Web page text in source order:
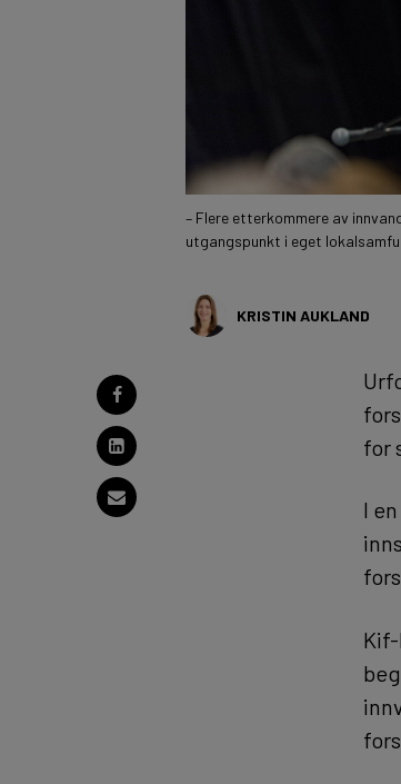
– Flere etterkommere av
utgangspunkt i eget
KRISTIN AUKLAND
for
I